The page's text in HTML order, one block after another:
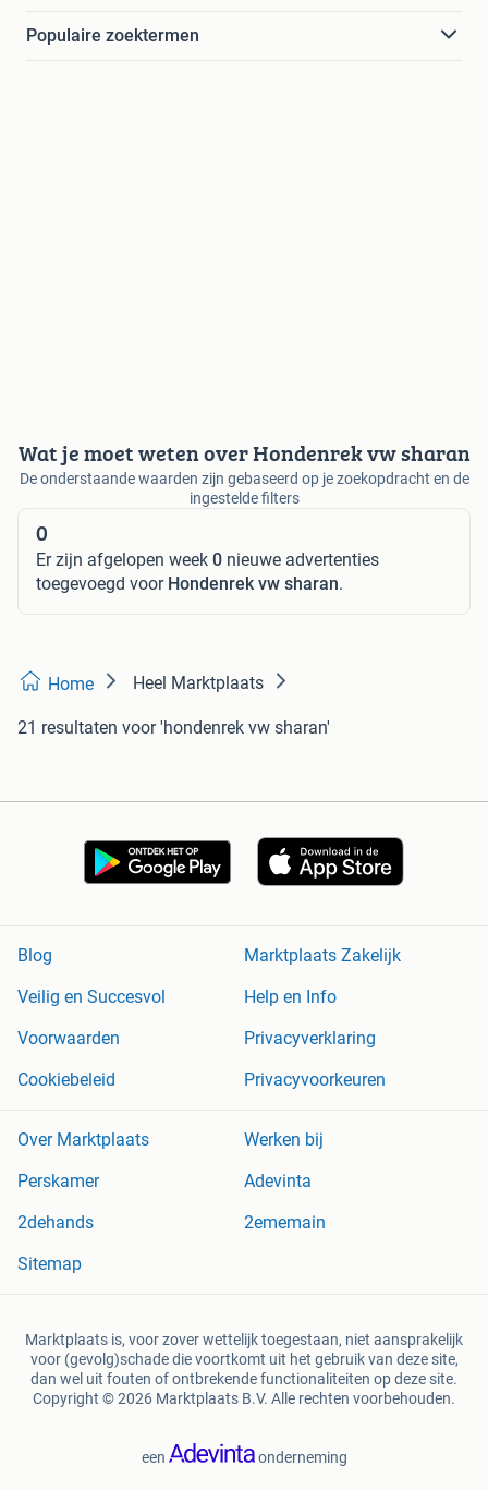
Populaire zoektermen
Wat je moet weten over Hondenrek vw sharan
De onderstaande waarden zijn gebaseerd op je zoekopdracht en de
ingestelde filters
0
Er zijn afgelopen week 0 nieuwe advertenties
toegevoegd voor Hondenrek vw sharan.
Home Heel Marktplaats
21 resultaten voor 'hondenrek vw sharan'
Blog
Marktplaats Zakelijk
Veilig en Succesvol
Help en Info
Voorwaarden
Privacyverklaring
Cookiebeleid
Privacyvoorkeuren
Over Marktplaats
Werken bij
Perskamer
Adevinta
2dehands
2ememain
Sitemap
Marktplaats is, voor zover wettelijk toegestaan, niet aansprakelijk
voor (gevolg)schade die voortkomt uit het gebruik van deze site,
dan wel uit fouten of ontbrekende functionaliteiten op deze site.
Copyright © 2026 Marktplaats B.V. Alle rechten voorbehouden.
een onderneming